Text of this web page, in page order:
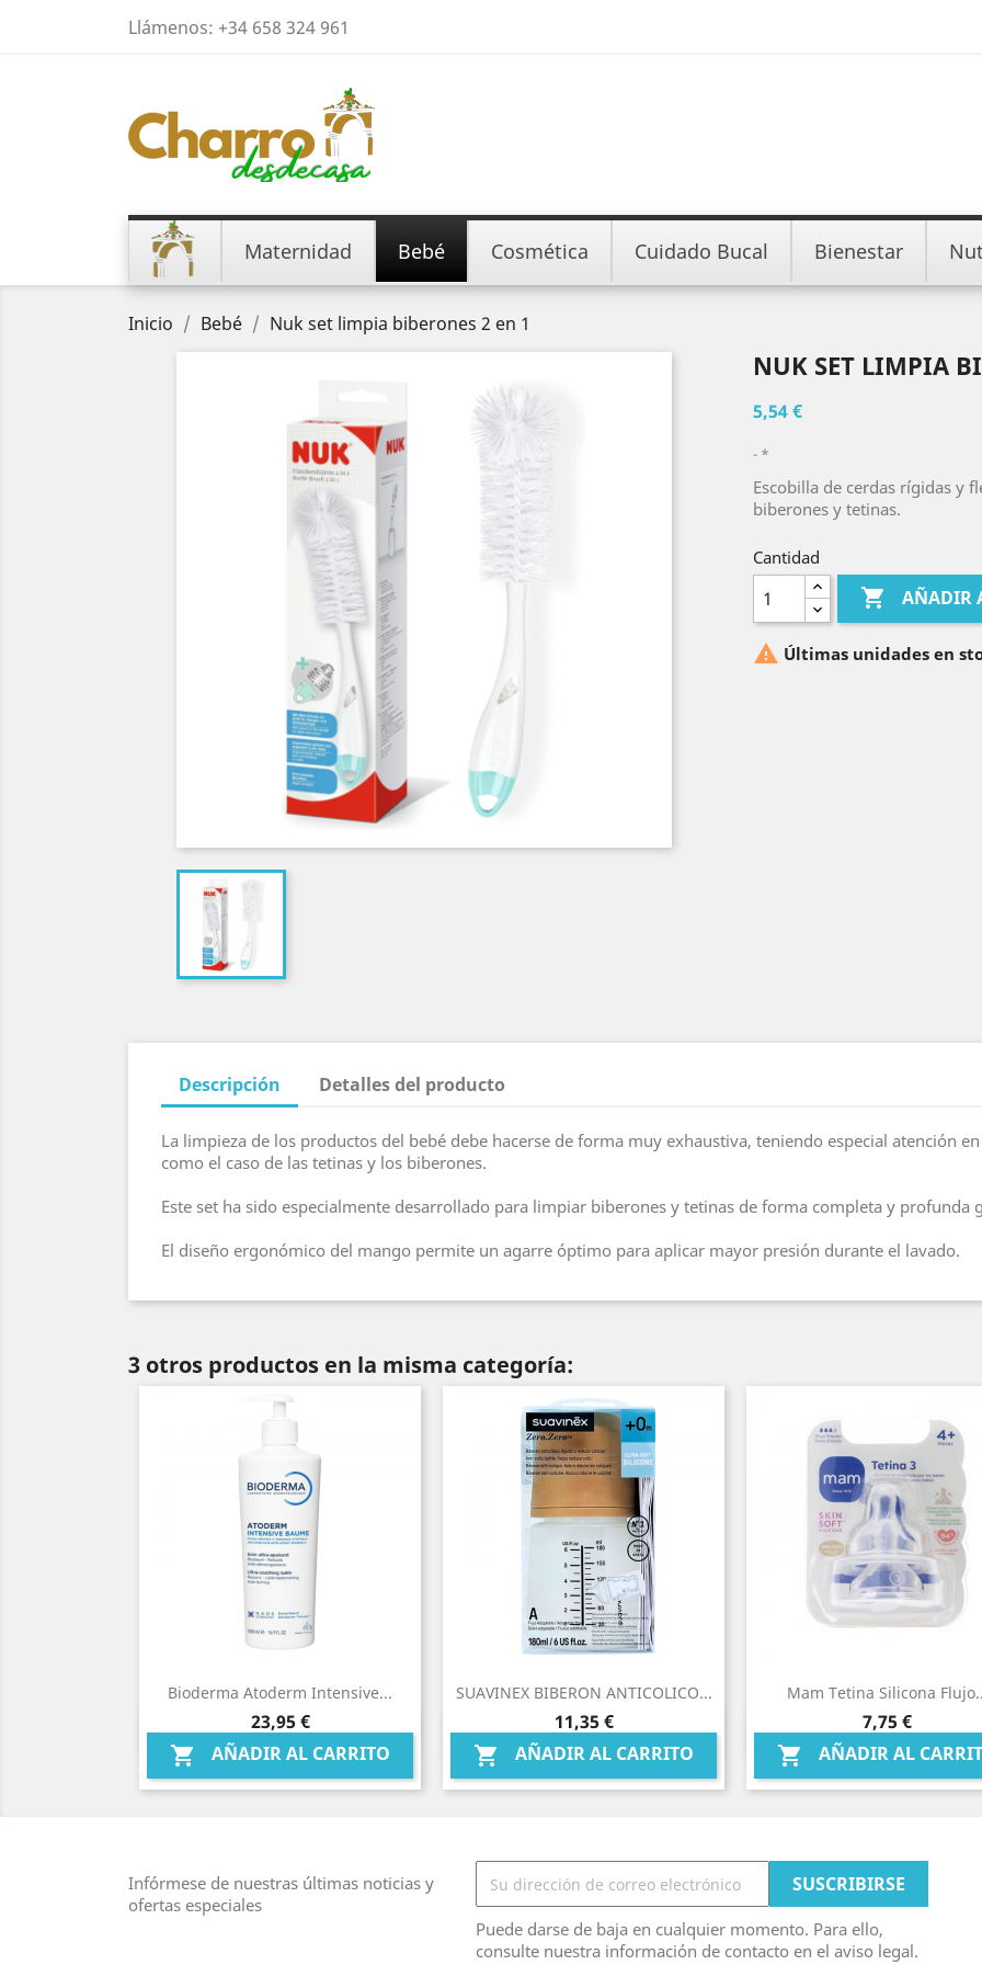
Llámenos: +34 658 324 961
Maternidad Bebé Cosmética Cuidado Bucal Bienestar
Inicio Bebé Nuk set limpia biberones 2 en 1
NUK SET LIMPIA
5,54 €
*
Escobilla de cerdas rígidas y
biberones y tetinas.
Cantidad
 AÑADIR
 Últimas unidades en
Descripción Detalles del producto
La limpieza de los productos del bebé debe hacerse de forma muy exhaustiva, teniendo especial atención
como el caso de las tetinas y los biberones.
Este set ha sido especialmente desarrollado para limpiar biberones y tetinas de forma completa y profunda
El diseño ergonómico del mango permite un agarre óptimo para aplicar mayor presión durante el lavado.
3 otros productos en la misma categoría:
Bioderma Atoderm Intensive...
Precio
23,95 €
 AÑADIR AL CARRITO
Vista rápida
SUAVINEX BIBERON ANTICOLICO...
Precio
11,35 €
 AÑADIR AL CARRITO
Vista rápida
Mam Tetina Silicona
Precio
7,75 €
 AÑADIR AL
Vista rápida
Infórmese de nuestras últimas noticias y
ofertas especiales
Puede darse de baja en cualquier momento. Para ello,
consulte nuestra información de contacto en el aviso legal.